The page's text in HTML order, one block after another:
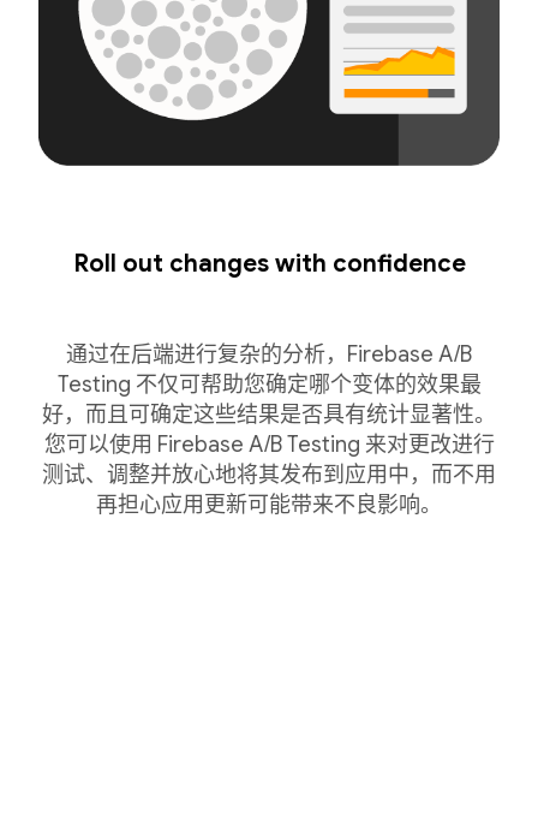
Roll out changes with confidence
通过在后端进行复杂的分析，Firebase A/B
Testing 不仅可帮助您确定哪个变体的效果最
好，而且可确定这些结果是否具有统计显著性。
您可以使用 Firebase A/B Testing 来对更改进行
测试、调整并放心地将其发布到应用中，而不用
再担心应用更新可能带来不良影响。